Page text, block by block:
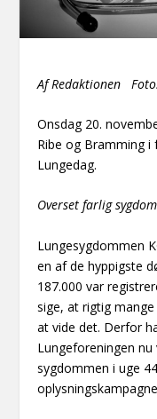
Af Redaktionen
Onsdag 20.
Ribe og Bramming
Lungedag.
Overset farlig sygdom
Lungesygdommen
en af de hyppigste
187.000 var
sige, at rigtig
at vide det. Derfor
Lungeforeningen
sygdommen i uge